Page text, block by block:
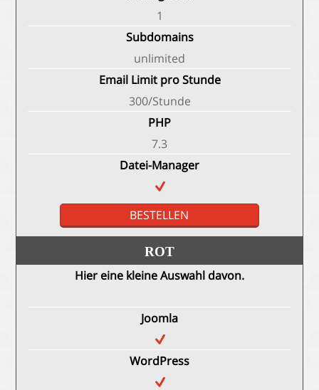
1
Subdomains
unlimited
Email Limit pro Stunde
300/Stunde
PHP
7.3
Datei-Manager
BESTELLEN
ROT
Hier eine kleine Auswahl davon.
Joomla
WordPress